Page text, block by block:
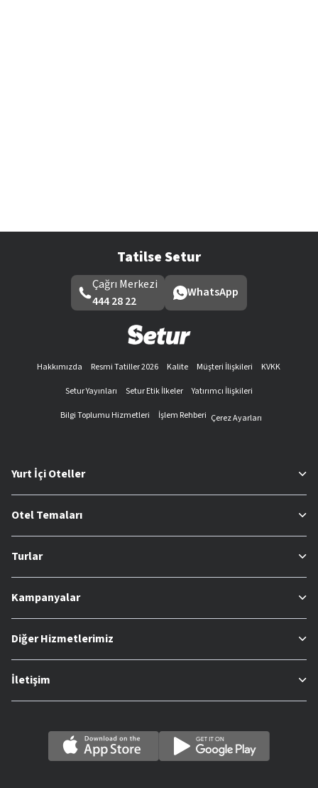
Tatilse Setur
Çağrı Merkezi
444 28 22
WhatsApp
Hakkımızda Resmi Tatiller 2026 Kalite Müşteri İlişkileri
KVKK
Setur Yayınları
Setur Etik İlkeler
Yatırımcı İlişkileri
Bilgi Toplumu Hizmetleri
İşlem Rehberi Çerez Ayarları
Yurt İçi Oteller
Otel Temaları
Turlar
Kampanyalar
Diğer Hizmetlerimiz
İletişim